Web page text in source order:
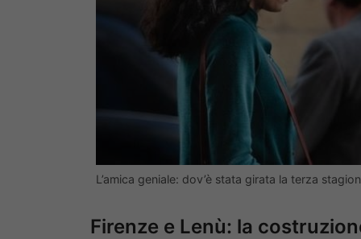
L’amica geniale: dov’è stata girata la terza
Firenze e Lenù: la